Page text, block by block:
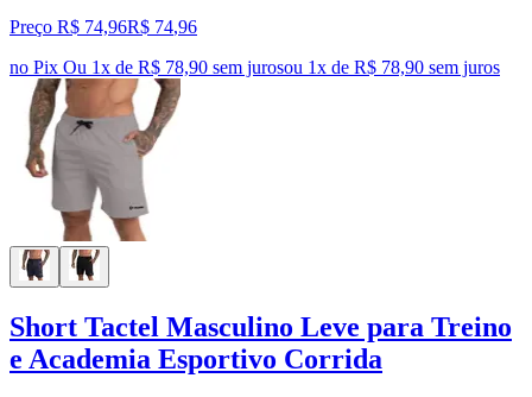
Preço R$ 74,96R$ 74,96
no Pix Ou 1x de R$ 78,90 sem jurosou 1x de R$ 78,90 sem juros
Short Tactel Masculino Leve para Treino
e Academia Esportivo Corrida